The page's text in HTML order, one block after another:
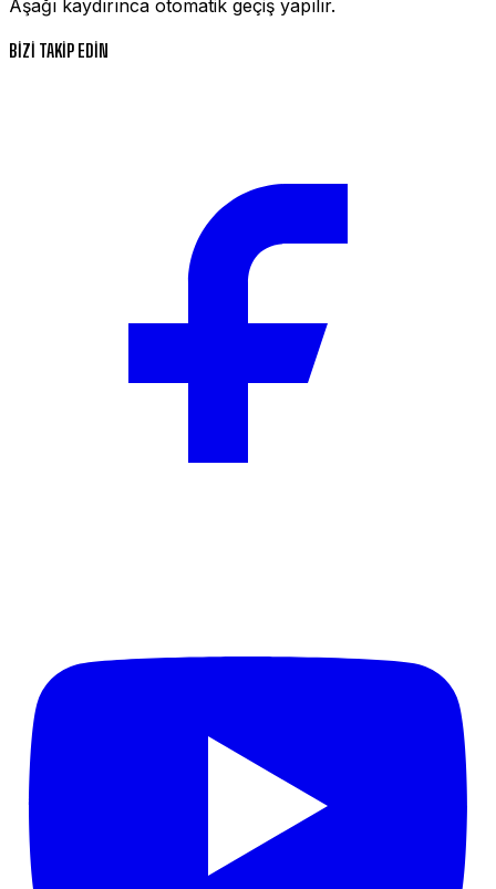
Aşağı kaydırınca otomatik geçiş yapılır.
BİZİ TAKİP EDİN